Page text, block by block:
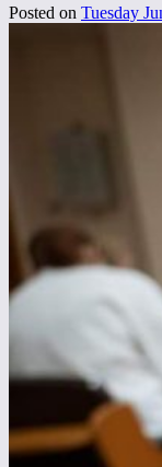
Posted on Tuesday